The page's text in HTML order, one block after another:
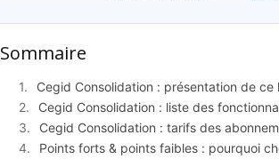
Sommaire
Cegid Consolidation : présentation de
Cegid Consolidation : liste des
Cegid Consolidation : tarifs des
Points forts & points faibles : pourquoi